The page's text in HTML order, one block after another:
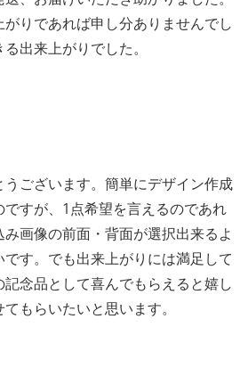
りであれば申し分ありませんでし
出来上がりでした。
ございます。簡単にデザイン作成
すが、1点希望を言えるのであれ
画像の前面・背面が選択出来るよ
す。でも出来上がりには満足して
念品として喜んでもらえると嬉し
もらいたいと思います。